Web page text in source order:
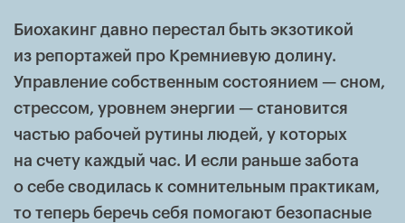
Биохакинг давно перестал быть экзотикой
из репортажей про Кремниевую долину.
Управление собственным состоянием — сном,
стрессом, уровнем энергии — становится
частью рабочей рутины людей, у которых
на счету каждый час. И если раньше забота
о себе сводилась к сомнительным практикам,
то теперь беречь себя помогают безопасные